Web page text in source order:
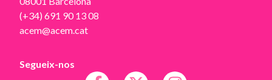
(+34) 691 90 13 08
acem@acem.cat
Segueix-nos